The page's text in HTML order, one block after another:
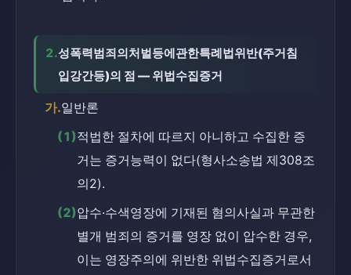
2.성폭력범죄의처벌등에관한특례법위반(주거침
입강간등)의 점 — 위법수집증거
가.일반론
(1)적법한 절차에 따르지 아니하고 수집한 증
거는 증거능력이 없다(형사소송법 제308조
의2).
(2)압수·수색영장에 기재된 혐의사실과 무관한
별개 범죄의 증거를 영장 없이 압수한 경우,
이는 영장주의에 위반한 위법수집증거로서